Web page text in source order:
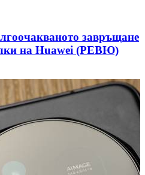
завръщане
на Huawei (РЕВЮ)